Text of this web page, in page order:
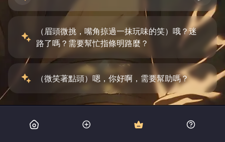
（眉頭微挑，嘴角掠過一抹玩味的笑）哦？迷
路了嗎？需要幫忙指條明路麼？
（微笑著點頭）嗯，你好啊，需要幫助嗎？